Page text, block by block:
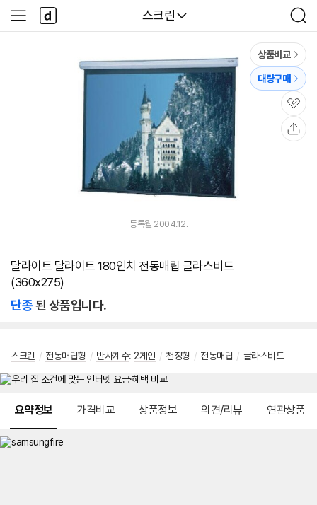
다나와
스크린
검
색
사
이
다
나
와
상품비교
대량구매
관
심
등록월 2004.12.
달라이트 달라이트 180인치 전동매립 글라스비드
(360x275)
단종된 상품입니다.
스크린 / 전동매립형 / 반사계수: 2게인 / 천정형 / 전동매립 / 글라스비드
요약정보 가격비교 상품정보 의견/리뷰 연관상품